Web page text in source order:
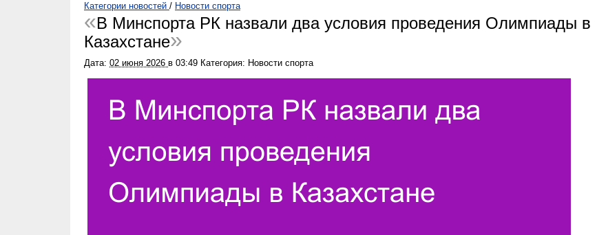
Категории новостей / Новости спорта
В Минспорта РК назвали два условия проведения Олимпиады в
Казахстане
Дата: 02 июня 2026 в 03:49 Категория: Новости спорта